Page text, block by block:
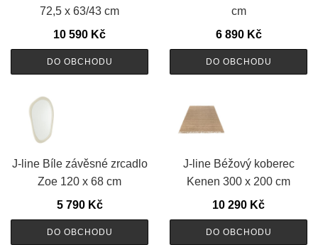
72,5 x 63/43 cm
10 590 Kč
DO OBCHODU
cm
6 890 Kč
DO OBCHODU
J-line Bíle závěsné zrcadlo
Zoe 120 x 68 cm
5 790 Kč
DO OBCHODU
J-line Béžový koberec
Kenen 300 x 200 cm
10 290 Kč
DO OBCHODU